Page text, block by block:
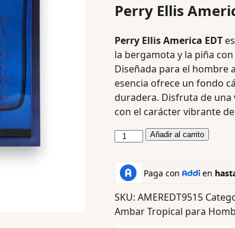
Perry Ellis
Perry Ellis America EDT
la bergamota y la piña
Diseñada para el hombre
esencia ofrece un fondo
duradera. Disfruta de
con el carácter vibrante de
Añadir al carrito
SKU: AMEREDT9515
Ambar Tropical para